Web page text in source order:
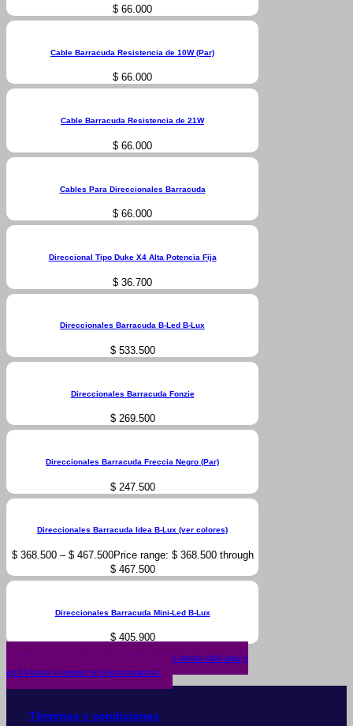
$ 66.000
Cable Barracuda Resistencia de 10W (Par)
$ 66.000
Cable Barracuda Resistencia de 21W
$ 66.000
Cables Para Direccionales Barracuda
$ 66.000
Direccional Tipo Duke X4 Alta Potencia Fija
$ 36.700
Direccionales Barracuda B-Led B-Lux
$533.500
Direccionales Barracuda Fonzie
$269.500
Direccionales Barracuda Freccia Negro (Par)
$247.500
Direccionales Barracuda Idea B-Lux (ver colores)
$368.500 – $467.500Price range: $ 368.500 through
$ 467.500
Direccionales Barracuda Mini-Led B-Lux
$405.900
¿No encuentras lo que buscas? solicítalo dando click aquí y
en 24 horas o menos te lo encontramos.
Términos y condiciones